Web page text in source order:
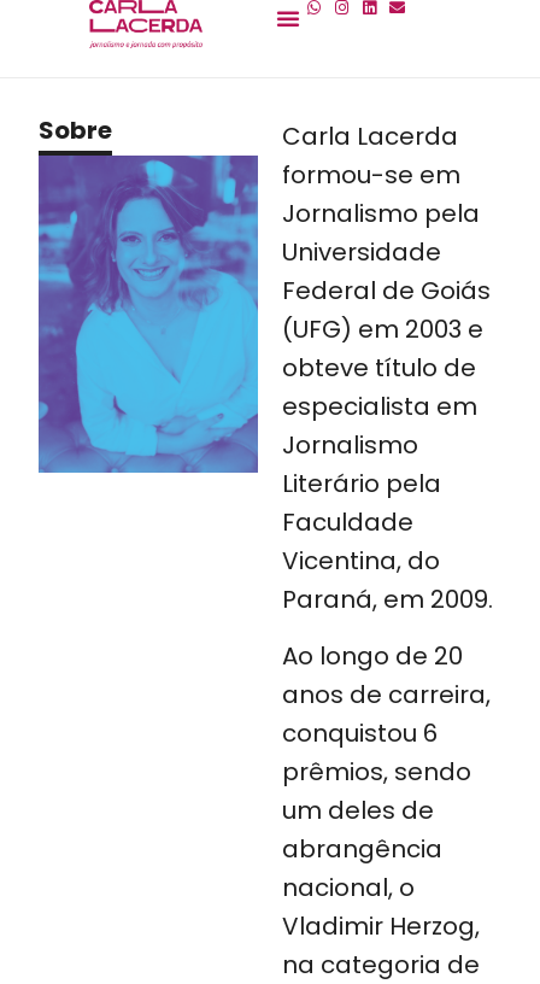
Sobre
Carla Lacerda
formou-se em
Jornalismo pela
Universidade
Federal de Goiás
(UFG) em 2003 e
obteve título de
especialista em
Jornalismo
Literário pela
Faculdade
Vicentina, do
Paraná, em 2009.
Ao longo de 20
anos de carreira,
conquistou 6
prêmios, sendo
um deles de
abrangência
nacional, o
Vladimir Herzog,
na categoria de